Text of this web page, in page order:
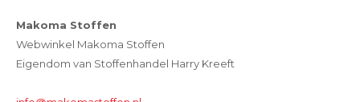
Makoma Stoffen
Webwinkel Makoma Stoffen
Eigendom van Stoffenhandel Harry Kreeft